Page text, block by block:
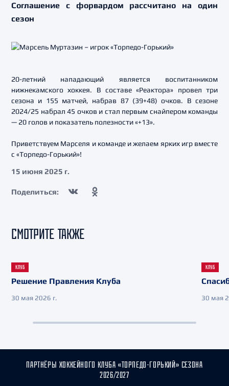
Соглашение с форвардом рассчитано на один
сезон
20-летний нападающий является воспитанником
нижнекамского хоккея. В составе «Реактора» провел три
сезона и 155 матчей, набрав 87 (39+48) очков. В сезоне
2024/25 набрал 45 очков и стал первым снайпером команды
— 20 голов и показатель полезности «+13».
Приветствуем Марселя и команде и желаем ярких игр вместе
с «Торпедо-Горький»!
15 июня 2025 г.
Поделиться:
СМОТРИТЕ ТАКЖЕ
КЛУБ
Решение Правления Клуба
30 мая 2026 г.
КЛУБ
30 мая
ПАРТНЁРЫ ХОККЕЙНОГО КЛУБА «ТОРПЕДО-ГОРЬКИЙ» СЕЗОНА
2026/2027